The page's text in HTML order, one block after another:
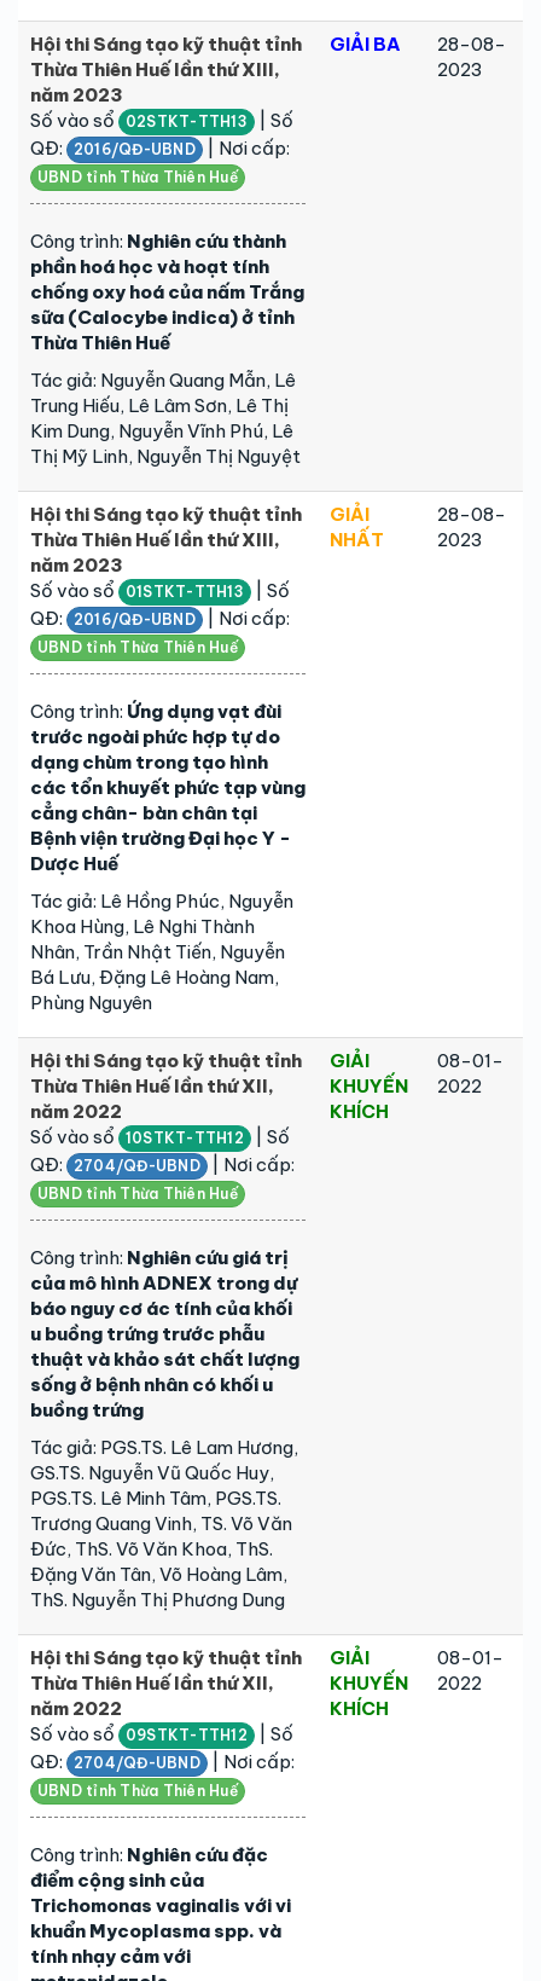
Hội thi Sáng tạo kỹ thuật tỉnh
Thừa Thiên Huế lần thứ XIII,
năm 2023
Số vào sổ
02STKT-TTH13 | Số
QĐ:
2016/QĐ-UBND | Nơi cấp:
UBND tỉnh Thừa Thiên Huế
Công trình: Nghiên cứu thành
phần hoá học và hoạt tính
chống oxy hoá của nấm Trắng
sữa (Calocybe indica) ở tỉnh
Thừa Thiên Huế
Tác giả: Nguyễn Quang Mẫn, Lê
Trung Hiếu, Lê Lâm Sơn, Lê Thị
Kim Dung, Nguyễn Vĩnh Phú, Lê
Thị Mỹ Linh, Nguyễn Thị Nguyệt
GIẢI BA
28-08-
2023
Hội thi Sáng tạo kỹ thuật tỉnh
Thừa Thiên Huế lần thứ XIII,
năm 2023
Số vào sổ
01STKT-TTH13 | Số
QĐ:
2016/QĐ-UBND | Nơi cấp:
UBND tỉnh Thừa Thiên Huế
Công trình: Ứng dụng vạt đùi
trước ngoài phức hợp tự do
dạng chùm trong tạo hình
các tổn khuyết phức tạp vùng
cẳng chân- bàn chân tại
Bệnh viện trường Đại học Y -
Dược Huế
Tác giả: Lê Hồng Phúc, Nguyễn
Khoa Hùng, Lê Nghi Thành
Nhân, Trần Nhật Tiến, Nguyễn
Bá Lưu, Đặng Lê Hoàng Nam,
Phùng Nguyên
GIẢI
NHẤT
28-08-
2023
Hội thi Sáng tạo kỹ thuật tỉnh
Thừa Thiên Huế lần thứ XII,
năm 2022
Số vào sổ
10STKT-TTH12 | Số
QĐ:
2704/QĐ-UBND | Nơi cấp:
UBND tỉnh Thừa Thiên Huế
Công trình: Nghiên cứu giá trị
của mô hình ADNEX trong dự
báo nguy cơ ác tính của khối
u buồng trứng trước phẫu
thuật và khảo sát chất lượng
sống ở bệnh nhân có khối u
buồng trứng
Tác giả: PGS.TS. Lê Lam Hương,
GS.TS. Nguyễn Vũ Quốc Huy,
PGS.TS. Lê Minh Tâm, PGS.TS.
Trương Quang Vinh, TS. Võ Văn
Đức, ThS. Võ Văn Khoa, ThS.
Đặng Văn Tân, Võ Hoàng Lâm,
ThS. Nguyễn Thị Phương Dung
GIẢI
KHUYẾN
KHÍCH
08-01-
2022
Hội thi Sáng tạo kỹ thuật tỉnh
Thừa Thiên Huế lần thứ XII,
năm 2022
Số vào sổ
09STKT-TTH12 | Số
QĐ:
2704/QĐ-UBND | Nơi cấp:
UBND tỉnh Thừa Thiên Huế
Công trình: Nghiên cứu đặc
điểm cộng sinh của
Trichomonas vaginalis với vi
khuẩn Mycoplasma spp. và
tính nhạy cảm với
GIẢI
KHUYẾN
KHÍCH
08-01-
2022